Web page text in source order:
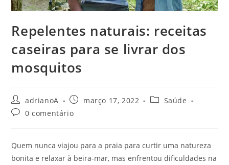
Repelentes naturais: receitas
caseiras para se livrar dos
mosquitos
Autor
do
post:
adrianoA
Postmarço 17, 2022
Categoria
Saúde
Comentários
0 comentário
Quem nunca viajou para a praia para curtir uma natureza
bonita e relaxar à beira-mar, mas enfrentou dificuldades na